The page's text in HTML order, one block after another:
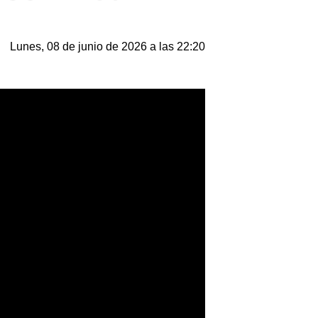
Lunes, 08 de junio de 2026 a las 22:20